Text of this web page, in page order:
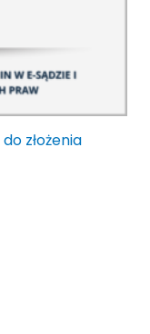
złożenia